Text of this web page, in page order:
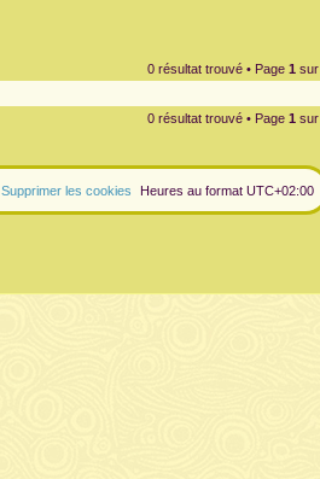
0 résultat trouvé • Page 1 sur
0 résultat trouvé • Page 1 sur
Heures au format UTC+02:00
Supprimer les cookies